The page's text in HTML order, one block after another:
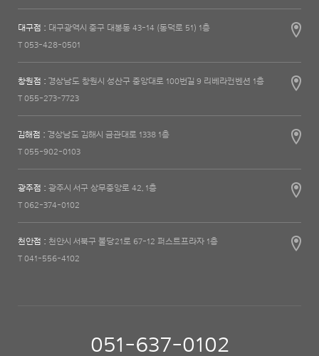
대구점 : 대구광역시 중구 대봉동 43-14 (동덕로 51) 1층
T 053-428-0501
창원점 : 경상남도 창원시 성산구 중앙대로 100번길 9 리베라컨벤션 1층
T 055-273-7723
김해점 : 경상남도 김해시 금관대로 1338 1층
T 055-902-0103
광주점 : 광주시 서구 상무중앙로 42, 1층
T 062-374-0102
천안점 : 천안시 서북구 불당21로 67-12 퍼스트프라자 1층
T 041-556-4102
051-637-0102